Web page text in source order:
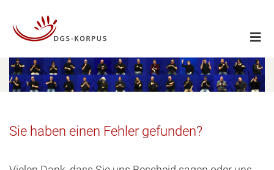
Sie haben einen Fehler gefunden?